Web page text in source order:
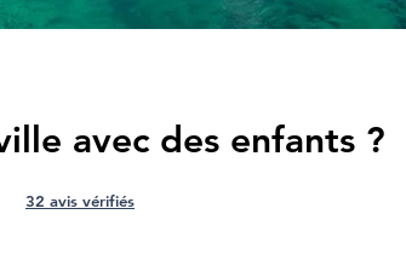
avec des enfants ?
32 avis vérifiés